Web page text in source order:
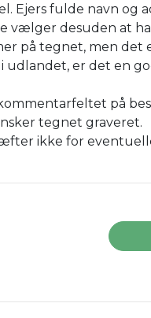
Ejers fulde navn og
vælger desuden at
på tegnet, men det
udlandet, er det en
kommentarfeltet på
tegnet graveret.
ikke for